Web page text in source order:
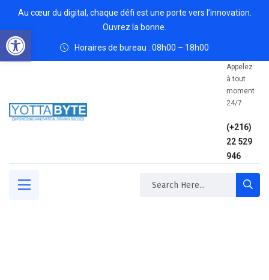
Open toolbar
Au cœur du digital, chaque défi est une porte vers l’innovation.
Ouvrez la bonne.
Horaires de bureau : 08h00 – 18h00
Appelez
à tout
moment
24/7
(+216)
22 529
946